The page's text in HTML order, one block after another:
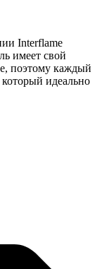
Interflame
имеет свой
поэтому каждый
идеально